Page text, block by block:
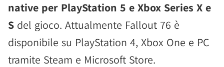
native per PlayStation 5 e Xbox Series X e
S del gioco. Attualmente Fallout 76 è
disponibile su PlayStation 4, Xbox One e PC
tramite Steam e Microsoft Store.